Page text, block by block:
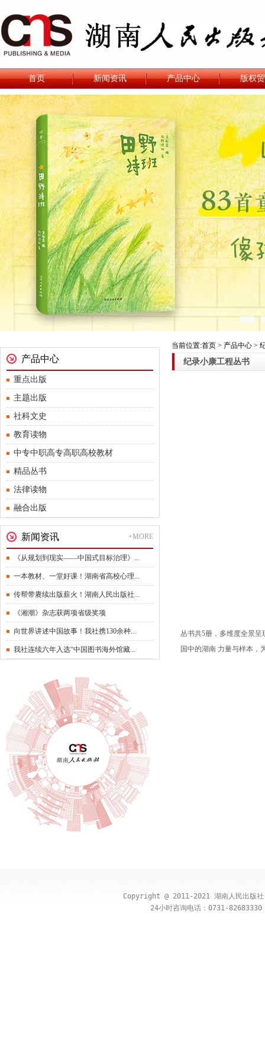
首页 新闻资讯 产品中心 版权
产品中心
重点出版
主题出版
社科文史
教育读物
中专中职高专高职高校教材
精品丛书
法律读物
融合出版
新闻资讯 +MORE
《从规划到现实——中国式目标治理》...
一本教材、一堂好课！湖南省高校心理...
传帮带赓续出版薪火！湖南人民出版社...
《湘潮》杂志获两项省级奖项
向世界讲述中国故事！我社携130余种...
我社连续六年入选“中国图书海外馆藏...
当前位置:首页 > 产品中心 >
纪录小康工程丛书
丛书共5册，多维度全景呈
国中的湖南 力量与样本，
Copyright @ 2011-2021 湖南人民出版
24小时咨询电话：0731-